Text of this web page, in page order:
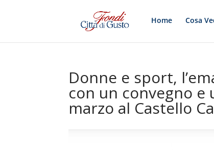
Home Cosa
Donne e sport,
con un convegno e
marzo al Castello